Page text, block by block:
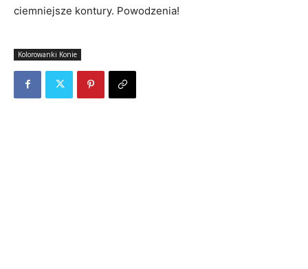
ciemniejsze kontury. Powodzenia!
Kolorowanki Konie